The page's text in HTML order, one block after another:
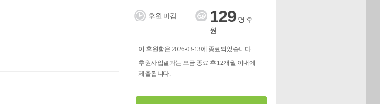
후원 마감 129명 후
원
이 후원함은 2026-03-13에 종료되었습니다.
후원사업결과는 모금 종료 후 12개월 이내에
제출됩니다.